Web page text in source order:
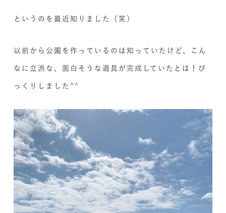
というのを最近知りました（笑）
以前から公園を作っているのは知っていたけど、こん
なに立派な、面白そうな遊具が完成していたとは！び
っくりしました^^